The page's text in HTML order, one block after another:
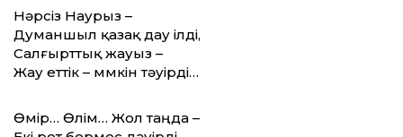
Нәрсіз Наурыз –
Думаншыл қазақ дау ілді,
Салғырттық жауыз –
Жау еттік – мүмкін тәуірді…
Өмір… Өлім… Жол таңда –